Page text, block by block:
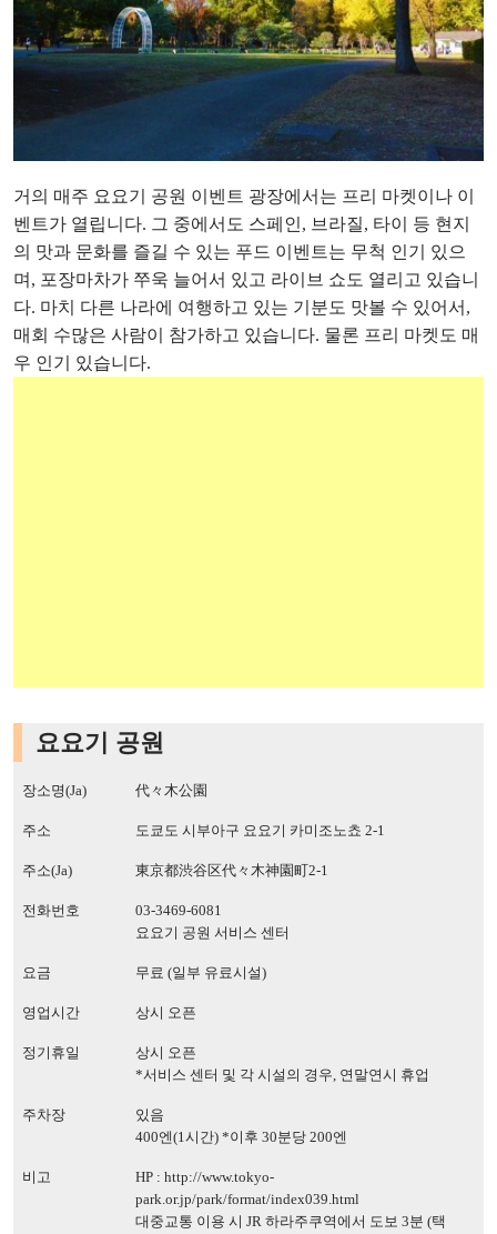
거의 매주 요요기 공원 이벤트 광장에서는 프리 마켓이나 이
벤트가 열립니다. 그 중에서도 스페인, 브라질, 타이 등 현지
의 맛과 문화를 즐길 수 있는 푸드 이벤트는 무척 인기 있으
며, 포장마차가 쭈욱 늘어서 있고 라이브 쇼도 열리고 있습니
다. 마치 다른 나라에 여행하고 있는 기분도 맛볼 수 있어서,
매회 수많은 사람이 참가하고 있습니다. 물론 프리 마켓도 매
우 인기 있습니다.
요요기 공원
장소명(Ja) 代々木公園
주소 도쿄도 시부아구 요요기 카미조노쵸 2-1
주소(Ja) 東京都渋谷区代々木神園町2-1
전화번호
03-3469-6081
요요기 공원 서비스 센터
요금 무료 (일부 유료시설)
영업시간 상시 오픈
정기휴일
상시 오픈
*서비스 센터 및 각 시설의 경우, 연말연시 휴업
주차장
있음
400엔(1시간) *이후 30분당 200엔
비고 HP : http://www.tokyo-
park.or.jp/park/format/index039.html
대중교통 이용 시 JR 하라주쿠역에서 도보 3분 (택